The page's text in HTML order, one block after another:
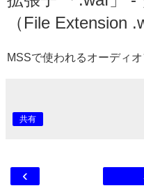
（File Extension
MSSで使われるオーディ
共有
‹